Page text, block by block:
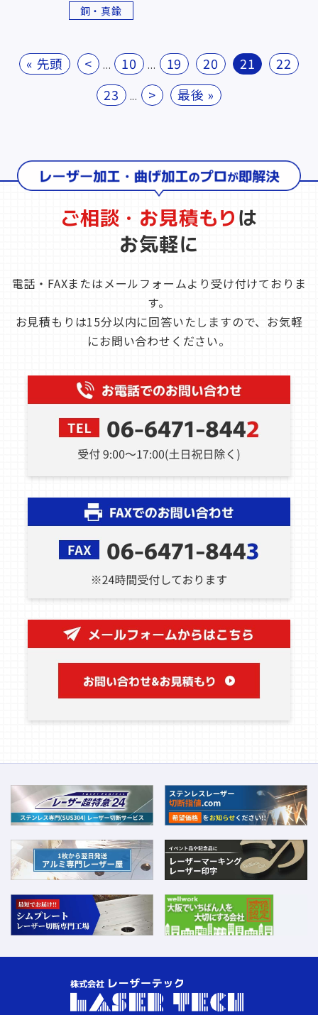
銅・真鍮
« 先頭 < ... 10 ... 19 20 21
22
23
... > 最後 »
ご相談・お見積もりは
お気軽に
電話・FAXまたはメールフォームより受け付けておりま
す。
お見積もりは15分以内に回答いたしますので、お気軽
にお問い合わせください。